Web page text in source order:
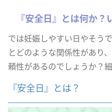
『安全日』とは何か
では妊娠しやすい日やそう
とどのような関係性があり
頼性があるのでしょうか？
『安全日』とは？